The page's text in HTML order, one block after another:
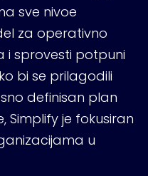
sve nivoe
za operativno
i sprovesti potpuni
bi se prilagodili
definisan plan
Simplify je fokusiran
u